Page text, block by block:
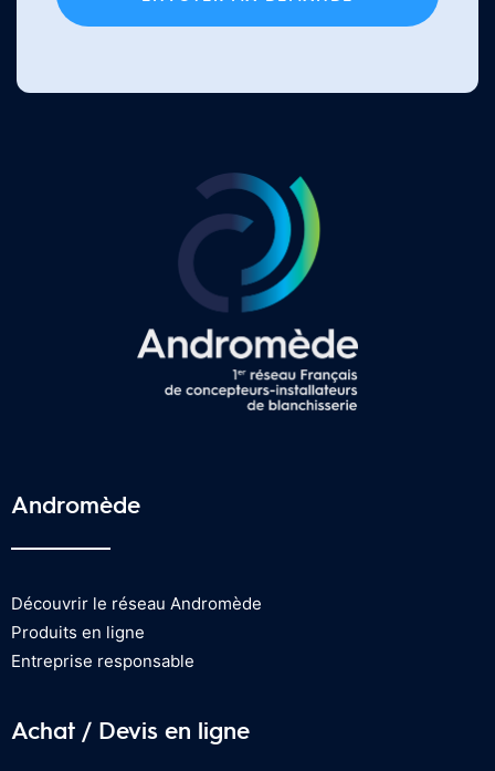
Andromède
Découvrir le réseau Andromède
Produits en ligne
Entreprise responsable
Achat / Devis en ligne